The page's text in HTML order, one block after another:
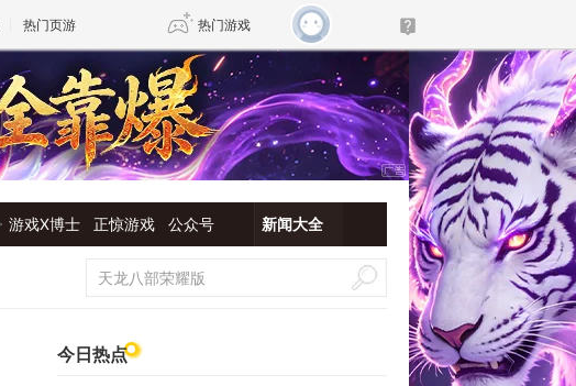
热门页游 热门游戏
魔兽 DNF 传奇4
天堂 剑网3旗舰版 新天龙八部
游戏X博士 正惊游戏 公众号 新闻大全
今日热点